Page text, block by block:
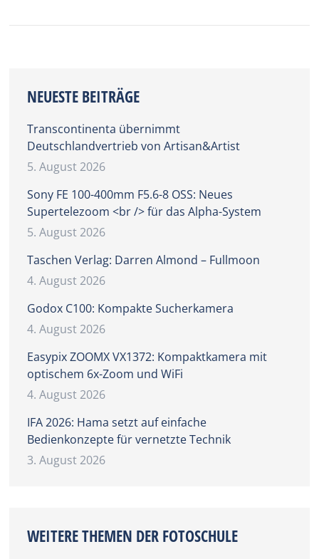
NEUESTE BEITRÄGE
Transcontinenta übernimmt
Deutschlandvertrieb von Artisan&Artist
5. August 2026
Sony FE 100-400mm F5.6-8 OSS: Neues
Supertelezoom <br /> für das Alpha-System
5. August 2026
Taschen Verlag: Darren Almond – Fullmoon
4. August 2026
Godox C100: Kompakte Sucherkamera
4. August 2026
Easypix ZOOMX VX1372: Kompaktkamera mit
optischem 6x-Zoom und WiFi
4. August 2026
IFA 2026: Hama setzt auf einfache
Bedienkonzepte für vernetzte Technik
3. August 2026
WEITERE THEMEN DER FOTOSCHULE